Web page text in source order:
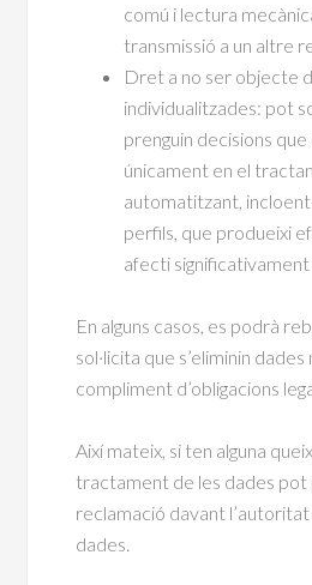
comú i lectura
transmissió a un altre
Dret a no ser objecte
individualitzades: pot
prenguin decisions que
únicament en el
automatitzant,
perfils, que produeixi
afecti significativament
En alguns casos, es podrà
sol·licita que s’eliminin
compliment d’obligacions
Així mateix, si ten alguna
tractament de les dades pot
reclamació davant
dades.